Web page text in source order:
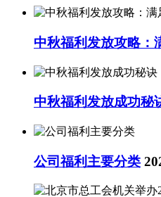
中秋福利发放攻略：
中秋福利发放成功秘
公司福利主要分类